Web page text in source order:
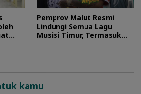
Pemprov Malut Resmi
Lindungi Semua Lagu
Musisi Timur, Termasuk
kamu